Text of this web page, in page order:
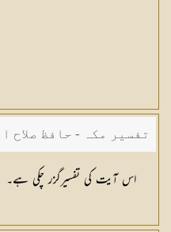
تفسیر مکہ - حافظ صلاح
اس آیت کی تفسیرگزر چکی ہے۔